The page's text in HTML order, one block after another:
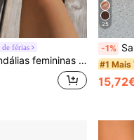
férias
para festa, sandálias com tira entre os dedos, sandálias de férias estilo boémio, sapatos de exterior com corte a laser estampado
25
-1%
#1 Mais